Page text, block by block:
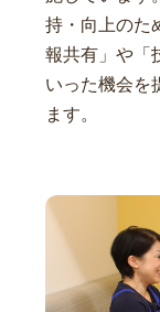
持・向上のた
報共有」や「
いった機会を
ます。